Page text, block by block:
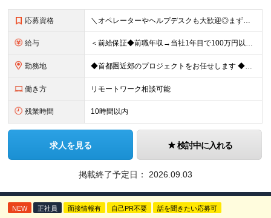
応募資格 ＼オペレーターやヘルプデスクも大歓迎◎まずはご応募ください／ ◆学歴不問 ◆IT業界での勤務経験がある方（職種・年数不問） ┗例：オペレーター、ヘルプデスク、開発からインフラ領域へのシフト、スク
給与 ＜前給保証◆前職年収→当社1年目で100万円以上アップ実績あり◆基本的に全員毎年昇給＞ 月給45万円（固定残業代：30時間分/85,470円）※PM/PL/PMO経験2年以上 月給36万円（固定残業
勤務地 ◆首都圏近郊のプロジェクトをお任せします ◆転勤なし ◆自社オフィスで働ける案件もございます 【本社】 東京都中央区日本橋小伝馬町1-1 日本橋末広ビル6階 ※変更の範囲：上記を除く当社関連勤務地
働き方 リモートワーク相談可能
残業時間 10時間以内
求人を見る 検討中に入れる
掲載終了予定日： 2026.09.03
NEW 正社員 面接情報有 自己PR不要 話を聞きたい応募可